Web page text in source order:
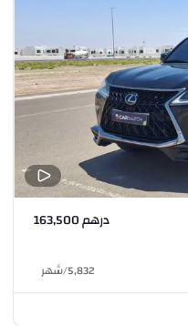
درهم 163,500
5,832
/شهر